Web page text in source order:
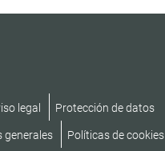
legal Protección de datos
generales Políticas de cookies